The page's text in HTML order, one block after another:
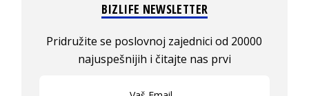
BIZLIFE NEWSLETTER
Pridružite se poslovnoj zajednici od 20000
najuspešnijih i čitajte nas prvi